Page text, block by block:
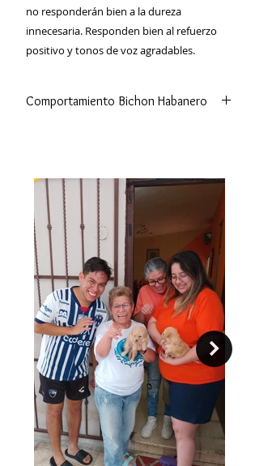
no responderán bien a la dureza
innecesaria. Responden bien al refuerzo
positivo y tonos de voz agradables.
Comportamiento Bichon Habanero
su pequeño tamaño, suelen ser muy
amigables con los niños. Sin
embargo, pueden ser agresivos o
tímidos cuando su socialización ha
sido pobre.